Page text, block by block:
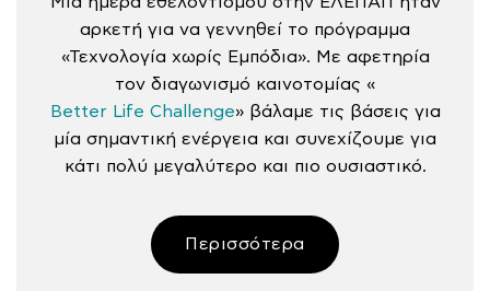
αρκετή για να γεννηθεί το πρόγραμμα
«Τεχνολογία χωρίς Εμπόδια». Με αφετηρία
τον διαγωνισμό καινοτομίας «
Better Life Challenge» βάλαμε τις βάσεις για
μία σημαντική ενέργεια και συνεχίζουμε για
κάτι πολύ μεγαλύτερο και πιο ουσιαστικό.
Περισσότερα